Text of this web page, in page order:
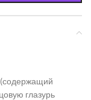
глазурь